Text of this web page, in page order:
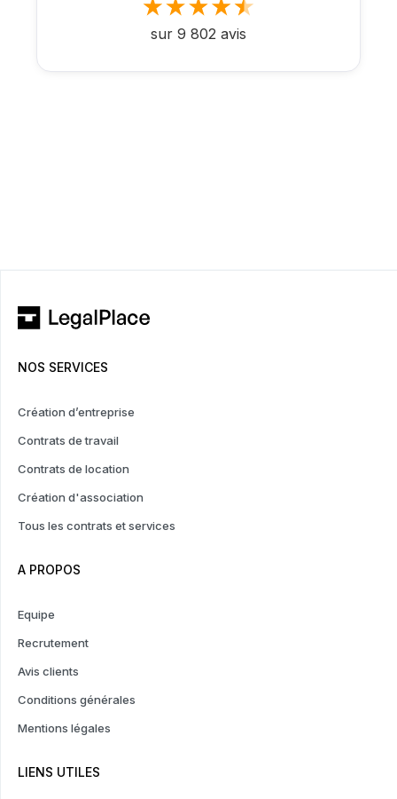
sur 9 802 avis
NOS SERVICES
Création d’entreprise
Contrats de travail
Contrats de location
Création d'association
Tous les contrats et services
A PROPOS
Equipe
Recrutement
Avis clients
Conditions générales
Mentions légales
LIENS UTILES